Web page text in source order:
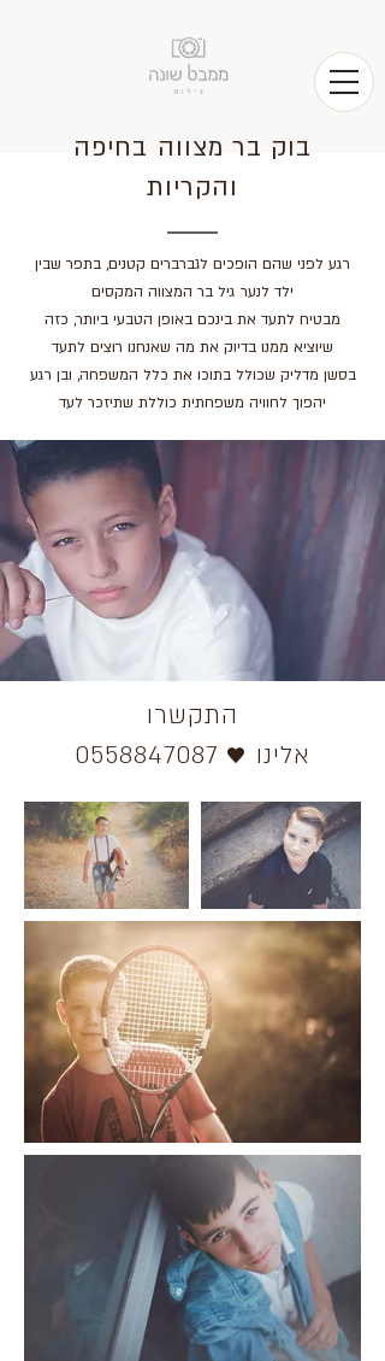
בוק בר מצווה בחיפה
והקריות
רגע לפני שהם הופכים לגברברים קטנים, בתפר שבין
ילד לנער גיל בר המצווה המקסים
מבטיח לתעד את בינכם באופן הטבעי ביותר, כזה
שיוציא ממנו בדיוק את מה שאנחנו רוצים לתעד
בסשן מדליק שכולל בתוכו את כלל המשפחה, ובן רגע
יהפוך לחוויה משפחתית כוללת שתיזכר לעד
התקשרו
אלינו ♥ 0558847087